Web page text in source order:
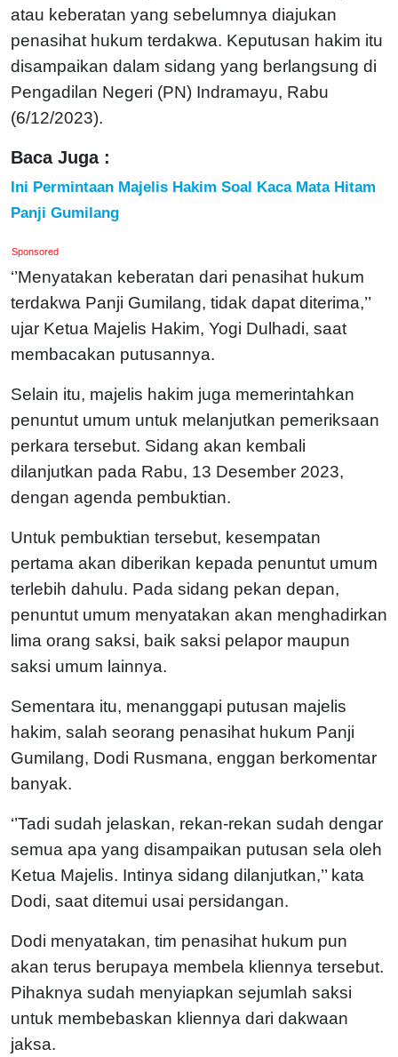
atau keberatan yang sebelumnya diajukan
penasihat hukum terdakwa. Keputusan hakim itu
disampaikan dalam sidang yang berlangsung di
Pengadilan Negeri (PN) Indramayu, Rabu
(6/12/2023).
Baca Juga :
Ini Permintaan Majelis Hakim Soal Kaca Mata Hitam
Panji Gumilang
Sponsored
‘’Menyatakan keberatan dari penasihat hukum
terdakwa Panji Gumilang, tidak dapat diterima,’’
ujar Ketua Majelis Hakim, Yogi Dulhadi, saat
membacakan putusannya.
Selain itu, majelis hakim juga memerintahkan
penuntut umum untuk melanjutkan pemeriksaan
perkara tersebut. Sidang akan kembali
dilanjutkan pada Rabu, 13 Desember 2023,
dengan agenda pembuktian.
Untuk pembuktian tersebut, kesempatan
pertama akan diberikan kepada penuntut umum
terlebih dahulu. Pada sidang pekan depan,
penuntut umum menyatakan akan menghadirkan
lima orang saksi, baik saksi pelapor maupun
saksi umum lainnya.
Sementara itu, menanggapi putusan majelis
hakim, salah seorang penasihat hukum Panji
Gumilang, Dodi Rusmana, enggan berkomentar
banyak.
‘’Tadi sudah jelaskan, rekan-rekan sudah dengar
semua apa yang disampaikan putusan sela oleh
Ketua Majelis. Intinya sidang dilanjutkan,’’ kata
Dodi, saat ditemui usai persidangan.
Dodi menyatakan, tim penasihat hukum pun
akan terus berupaya membela kliennya tersebut.
Pihaknya sudah menyiapkan sejumlah saksi
untuk membebaskan kliennya dari dakwaan
jaksa.